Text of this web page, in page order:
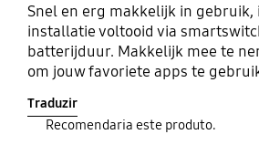
Snel en erg makkelijk in gebruik,
installatie voltooid via
batterijduur. Makkelijk mee te
om jouw favoriete apps te
Traduzir
Recomendaria este produto.